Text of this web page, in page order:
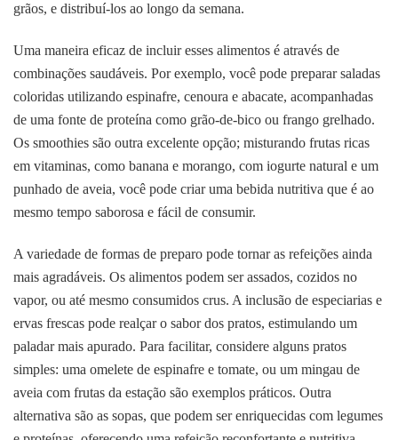
grãos, e distribuí-los ao longo da semana.
Uma maneira eficaz de incluir esses alimentos é através de
combinações saudáveis. Por exemplo, você pode preparar saladas
coloridas utilizando espinafre, cenoura e abacate, acompanhadas
de uma fonte de proteína como grão-de-bico ou frango grelhado.
Os smoothies são outra excelente opção; misturando frutas ricas
em vitaminas, como banana e morango, com iogurte natural e um
punhado de aveia, você pode criar uma bebida nutritiva que é ao
mesmo tempo saborosa e fácil de consumir.
A variedade de formas de preparo pode tornar as refeições ainda
mais agradáveis. Os alimentos podem ser assados, cozidos no
vapor, ou até mesmo consumidos crus. A inclusão de especiarias e
ervas frescas pode realçar o sabor dos pratos, estimulando um
paladar mais apurado. Para facilitar, considere alguns pratos
simples: uma omelete de espinafre e tomate, ou um mingau de
aveia com frutas da estação são exemplos práticos. Outra
alternativa são as sopas, que podem ser enriquecidas com legumes